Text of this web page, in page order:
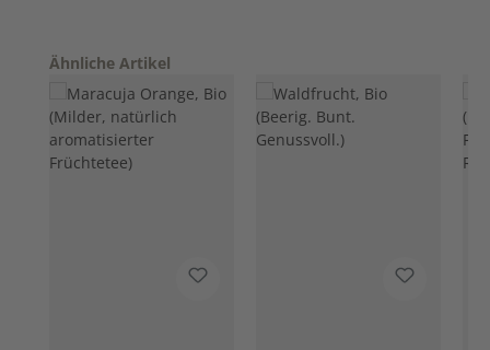
Produktgalerie überspringen
Ähnliche Artikel